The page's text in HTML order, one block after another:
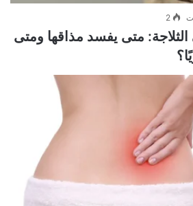
2
متى يفسد مذاقها ومتى